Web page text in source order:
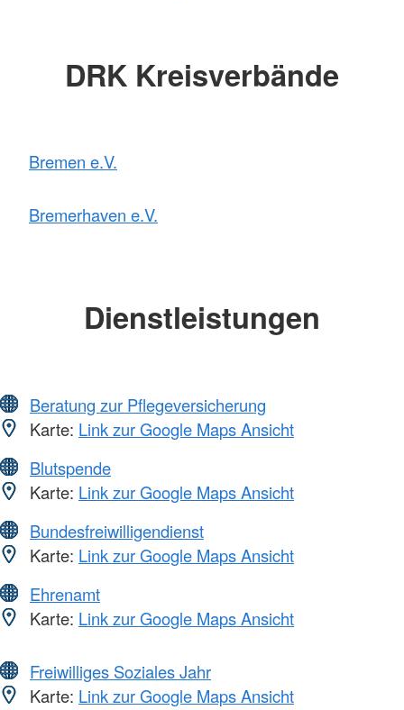
DRK Kreisverbände
Bremen e.V.
Bremerhaven e.V.
Dienstleistungen
Beratung zur Pflegeversicherung
Karte: Link zur Google Maps Ansicht
Blutspende
Karte: Link zur Google Maps Ansicht
Bundesfreiwilligendienst
Karte: Link zur Google Maps Ansicht
Ehrenamt
Karte: Link zur Google Maps Ansicht
Freiwilliges Soziales Jahr
Karte: Link zur Google Maps Ansicht